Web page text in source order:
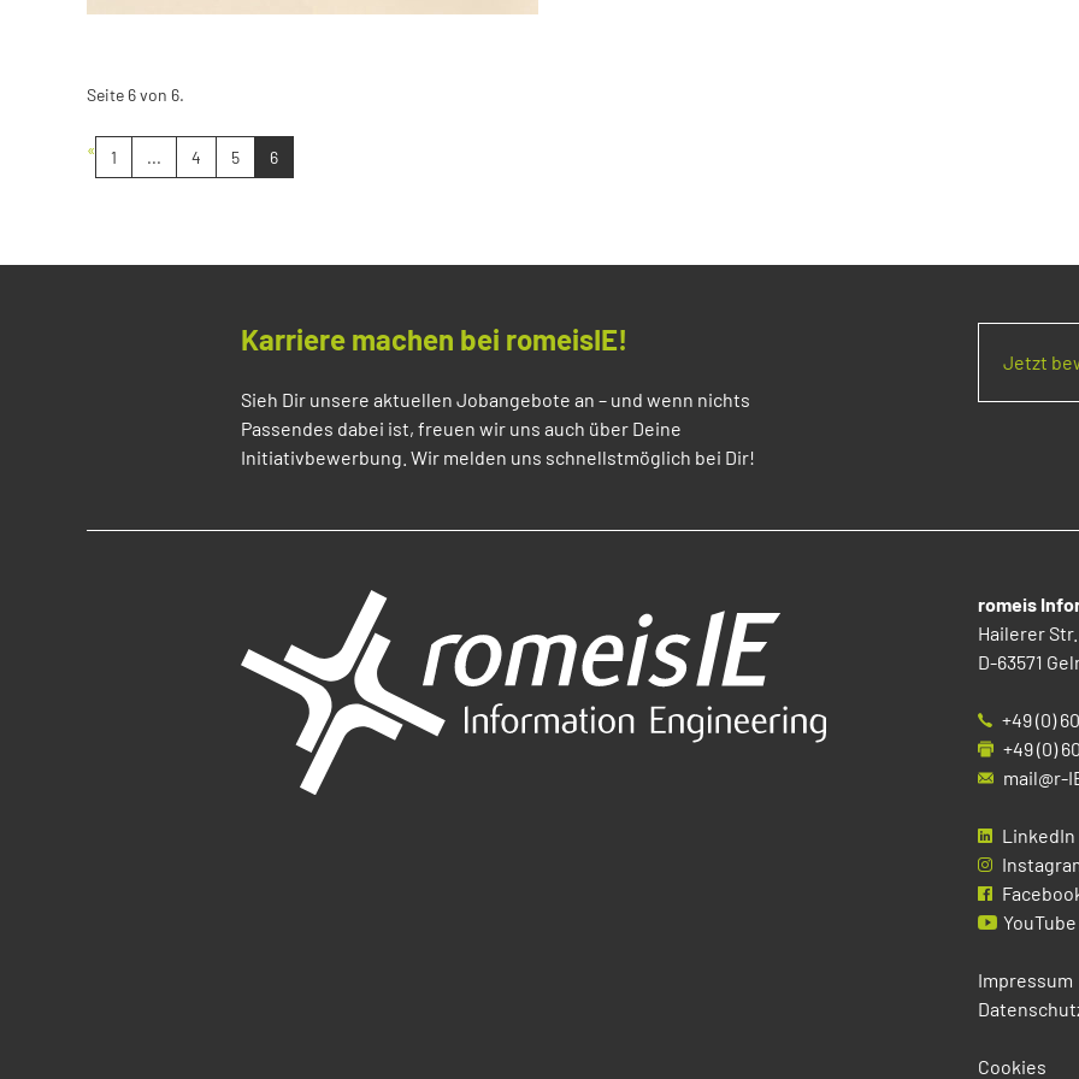
Seite 6 von 6.
« 1 ... 4 5 6
Karriere machen bei romeisIE!
Sieh Dir unsere aktuellen Jobangebote an – und wenn nichts
Passendes dabei ist, freuen wir uns auch über Deine
Initiativbewerbung. Wir melden uns schnellstmöglich bei Dir!
Jetzt
romeis
Hailerer Str.
D-63571
+49 (0)
+49 (0)
mail@r-
LinkedIn
YouTube
Impressum
Cookies